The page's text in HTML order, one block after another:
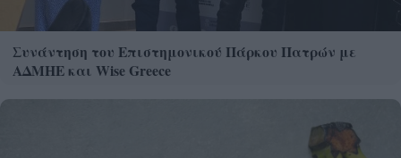
Συνάντηση του Επιστημονικού Πάρκου Πατρών με
ΑΔΜΗΕ και Wise Greece